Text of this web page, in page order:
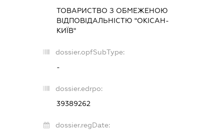
ТОВАРИСТВО З ОБМЕЖЕНОЮ
ВІДПОВІДАЛЬНІСТЮ "ОКІСАН-
КИЇВ"
dossier.opfSubType:
-
dossier.edrpo:
39389262
dossier.regDate: